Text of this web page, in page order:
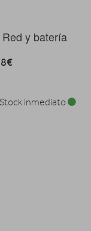
y batería
Stock inmediato